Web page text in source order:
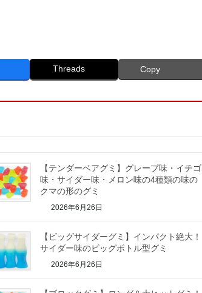
Threads Copy
【テンダーベアグミ】グレープ味・イチゴ
味・サイダー味・メロン味の4種類の味の
クマの形のグミ
2026年6月26日
【ビッグサイダーグミ】インパクト絶大！
サイダー味のビッグボトル型グミ
2026年6月26日